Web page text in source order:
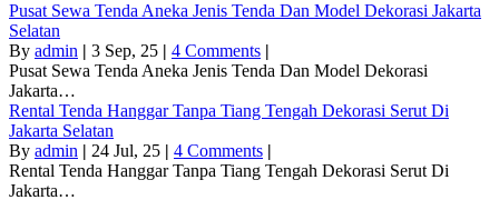
Pusat Sewa Tenda Aneka Jenis Tenda Dan Model Dekorasi Jakarta
Selatan
By admin | 3 Sep, 25 | 4 Comments |
Pusat Sewa Tenda Aneka Jenis Tenda Dan Model Dekorasi
Jakarta…
Rental Tenda Hanggar Tanpa Tiang Tengah Dekorasi Serut Di
Jakarta Selatan
By admin | 24 Jul, 25 | 4 Comments |
Rental Tenda Hanggar Tanpa Tiang Tengah Dekorasi Serut Di
Jakarta…